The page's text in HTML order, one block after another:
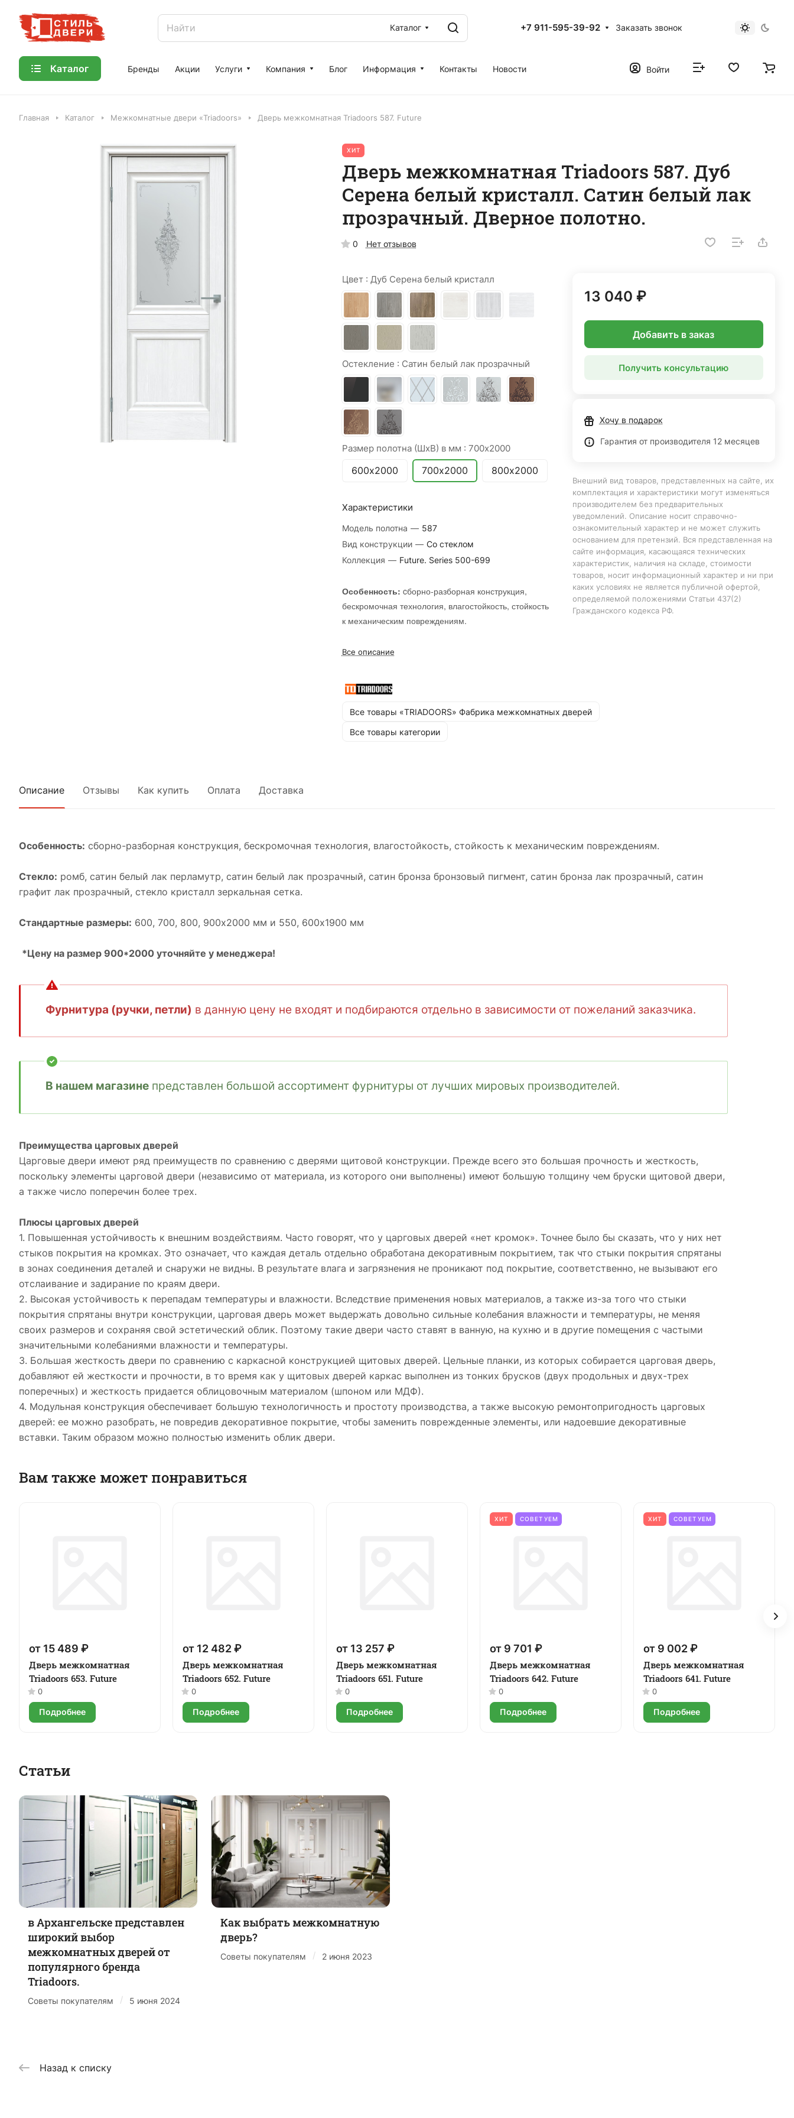
Каталог +7 911-595-39-92 Заказать звонок
Каталог Бренды Акции Услуги Компания Блог Информация Контакты Новости Войти
Главная Каталог Межкомнатные двери «Triadoors» Дверь межкомнатная Triadoors 587. Future
ХИТ
Дверь межкомнатная Triadoors 587. Дуб
Серена белый кристалл. Сатин белый лак
прозрачный. Дверное полотно.
0 Нет отзывов
Цвет : Дуб Серена белый кристалл
Остекление : Сатин белый лак прозрачный
Размер полотна (ШхВ) в мм : 700х2000
600х2000 700х2000 800х2000
Характеристики
Модель полотна — 587
Вид конструкции — Со стеклом
Коллекция — Future. Series 500-699
Особенность: cборно-разборная конструкция,
бескромочная технология, влагостойкость, стойкость
к механическим повреждениям.
Стекло:ромб, cатин белый лак перламутр, cатин
графит лак прозрачный, cтекло кристалл
Стандартные размеры:
*Цену на размер 900*2000 уточняйте у
Все описание
Все товары «TRIADOORS» Фабрика межкомнатных дверей
Все товары категории
13 040 ₽
Добавить в заказ
Получить консультацию
Хочу в подарок
Гарантия от производителя 12 месяцев
Внешний вид товаров, представленных на сайте, их
комплектация и характеристики могут изменяться
производителем без предварительных
уведомлений. Описание носит справочно-
ознакомительный характер и не может служить
основанием для претензий. Вся представленная на
сайте информация, касающаяся технических
характеристик, наличия на складе, стоимости
товаров, носит информационный характер и ни при
каких условиях не является публичной офертой,
определяемой положениями Статьи 437(2)
Гражданского кодекса РФ.
Описание Отзывы Как купить Оплата Доставка
Особенность: cборно-разборная конструкция, бескромочная технология, влагостойкость, стойкость к механическим повреждениям.
Стекло: ромб, cатин белый лак перламутр, cатин белый лак прозрачный, cатин бронза бронзовый пигмент, cатин бронза лак прозрачный, cатин
графит лак прозрачный, cтекло кристалл зеркальная сетка.
Стандартные размеры: 600, 700, 800, 900х2000 мм и 550, 600х1900 мм
*Цену на размер 900*2000 уточняйте у менеджера!
Фурнитура (ручки, петли) в данную цену не входят и подбираются отдельно в зависимости от пожеланий заказчика.
В нашем магазине представлен большой ассортимент фурнитуры от лучших мировых производителей.
Преимущества царговых дверей
Царговые двери имеют ряд преимуществ по сравнению с дверями щитовой конструкции. Прежде всего это большая прочность и жесткость,
поскольку элементы царговой двери (независимо от материала, из которого они выполнены) имеют большую толщину чем бруски щитовой двери,
а также число поперечин более трех.
Плюсы царговых дверей
1. Повышенная устойчивость к внешним воздействиям. Часто говорят, что у царговых дверей «нет кромок». Точнее было бы сказать, что у них нет
стыков покрытия на кромках. Это означает, что каждая деталь отдельно обработана декоративным покрытием, так что стыки покрытия спрятаны
в зонах соединения деталей и снаружи не видны. В результате влага и загрязнения не проникают под покрытие, соответственно, не вызывают его
отслаивание и задирание по краям двери.
2. Высокая устойчивость к перепадам температуры и влажности. Вследствие применения новых материалов, а также из-за того что стыки
покрытия спрятаны внутри конструкции, царговая дверь может выдержать довольно сильные колебания влажности и температуры, не меняя
своих размеров и сохраняя свой эстетический облик. Поэтому такие двери часто ставят в ванную, на кухню и в другие помещения с частыми
значительными колебаниями влажности и температуры.
3. Большая жесткость двери по сравнению с каркасной конструкцией щитовых дверей. Цельные планки, из которых собирается царговая дверь,
добавляют ей жесткости и прочности, в то время как у щитовых дверей каркас выполнен из тонких брусков (двух продольных и двух-трех
поперечных) и жесткость придается облицовочным материалом (шпоном или МДФ).
4. Модульная конструкция обеспечивает большую технологичность и простоту производства, а также высокую ремонтопригодность царговых
дверей: ее можно разобрать, не повредив декоративное покрытие, чтобы заменить поврежденные элементы, или надоевшие декоративные
вставки. Таким образом можно полностью изменить облик двери.
Вам также может понравиться
от 15 489 ₽
Дверь межкомнатная
Triadoors 653. Future
0
Подробнее
от 12 482 ₽
Дверь межкомнатная
Triadoors 652. Future
0
Подробнее
от 13 257 ₽
Дверь межкомнатная
Triadoors 651. Future
0
Подробнее
ХИТ СОВЕТУЕМ
от 9 701 ₽
Дверь межкомнатная
Triadoors 642. Future
0
Подробнее
ХИТ СОВЕТУЕМ
от 9 002 ₽
Дверь межкомнатная
Triadoors 641. Future
0
Подробнее
Статьи
в Архангельске представлен
широкий выбор
межкомнатных дверей от
популярного бренда
Triadoors.
Советы покупателям / 5 июня 2024
Как выбрать межкомнатную
дверь?
Советы покупателям / 2 июня 2023
Назад к списку